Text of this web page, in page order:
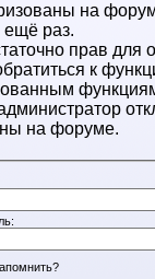
на
ещё раз.
прав
к
на форуме.